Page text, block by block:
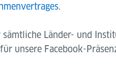
.
Länder- und
unsere Facebook-